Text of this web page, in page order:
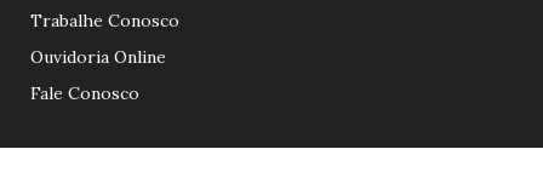
Trabalhe Conosco
Ouvidoria Online
Fale Conosco